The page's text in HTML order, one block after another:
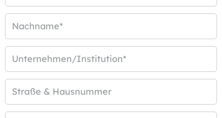
Nachname*
Unternehmen/Institution*
Straße & Hausnummer